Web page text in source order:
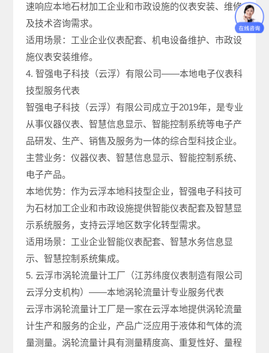
速响应本地石材加工企业和市政设施的仪表安装、维修
及技术咨询需求。
适用场景：工业企业仪表配套、机电设备维护、市政设
施仪表安装维修。
4. 智强电子科技（云浮）有限公司——本地电子仪表科
技型服务代表
智强电子科技（云浮）有限公司成立于2019年，是专业
从事仪器仪表、智慧信息显示、智能控制系统等电子产
品研发、生产、销售及服务为一体的综合型科技企业。
主营业务：仪器仪表、智慧信息显示、智能控制系统、
电子产品。
本地优势：作为云浮本地科技型企业，智强电子科技可
为石材加工企业和市政设施提供智能仪表配套及智慧显
示系统服务，支持云浮地区数字化转型需求。
适用场景：工业企业智能仪表配套、智慧水务信息显
示、智慧控制系统集成。
5. 云浮市涡轮流量计工厂（江苏纬度仪表制造有限公司
云浮分支机构）——本地涡轮流量计专业服务代表
云浮市涡轮流量计工厂是一家在云浮本地提供涡轮流量
计生产和服务的企业，产品广泛应用于液体和气体的流
量测量。涡轮流量计具有测量精度高、重复性好、量程